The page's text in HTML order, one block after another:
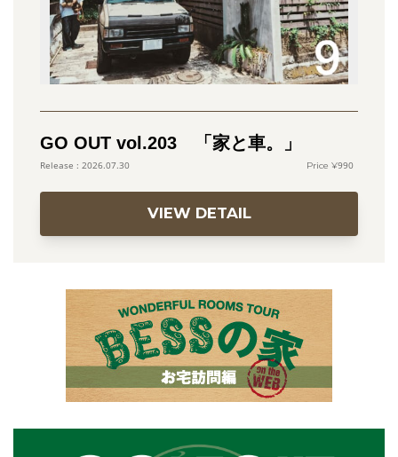
GO OUT vol.203 「家と車。」
2026.07.30 990
VIEW DETAIL